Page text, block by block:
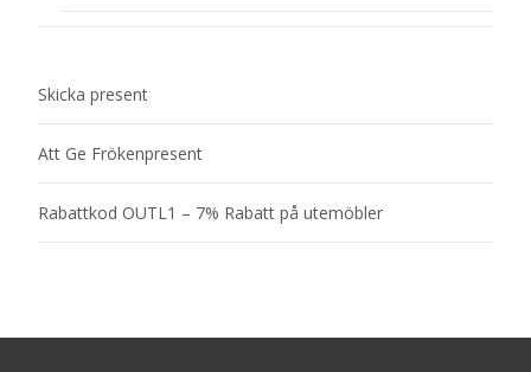
Skicka present
Att Ge Frökenpresent
Rabattkod OUTL1 – 7% Rabatt på utemöbler